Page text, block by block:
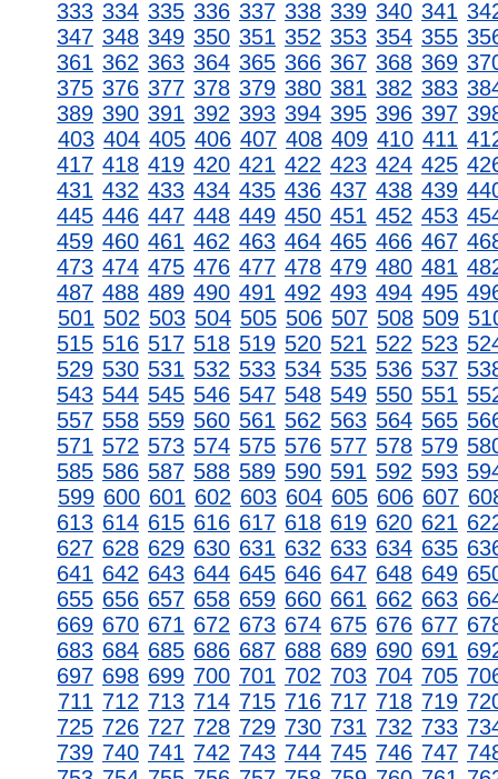
333 334 335 336 337 338 339 340 341
347 348 349 350 351 352 353 354 355
361 362 363 364 365 366 367 368 369
375 376 377 378 379 380 381 382 383
389 390 391 392 393 394 395 396 397
403 404 405 406 407 408 409 410 411
417 418 419 420 421 422 423 424 425
431 432 433 434 435 436 437 438 439
445 446 447 448 449 450 451 452 453
459 460 461 462 463 464 465 466 467
473 474 475 476 477 478 479 480 481
487 488 489 490 491 492 493 494 495
501 502 503 504 505 506 507 508 509
515 516 517 518 519 520 521 522 523
529 530 531 532 533 534 535 536 537
543 544 545 546 547 548 549 550 551
557 558 559 560 561 562 563 564 565
571 572 573 574 575 576 577 578 579
585 586 587 588 589 590 591 592 593
599 600 601 602 603 604 605 606 607
613 614 615 616 617 618 619 620 621
627 628 629 630 631 632 633 634 635
641 642 643 644 645 646 647 648 649
655 656 657 658 659 660 661 662 663
669 670 671 672 673 674 675 676 677
683 684 685 686 687 688 689 690 691
697 698 699 700 701 702 703 704 705
711 712 713 714 715 716 717 718 719
725 726 727 728 729 730 731 732 733
739 740 741 742 743 744 745 746 747